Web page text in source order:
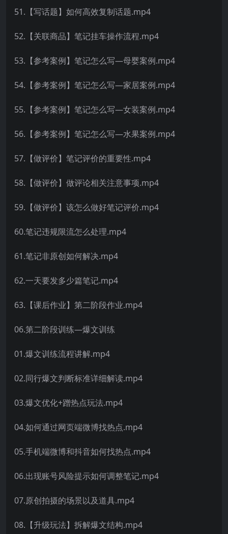
51.【写话题】如何高效复制话题.mp4
52.【关联商品】笔记挂车操作流程.mp4
53.【参考案例】笔记怎么写—母婴案例.mp4
54.【参考案例】笔记怎么写—家居案例.mp4
55.【参考案例】笔记怎么写—女装案例.mp4
56.【参考案例】笔记怎么写—水果案例.mp4
57.【做评价】笔记评价的重要性.mp4
58.【做评价】做评论相关注意事项.mp4
59.【做评价】该怎么做好笔记评价.mp4
60.笔记违规限流怎么处理.mp4
61.笔记非原创如何解决.mp4
62.一天要发多少篇笔记.mp4
63.【课后作业】第二阶段作业.mp4
06.第二阶段训练—爆文训练
01.爆文训练流程讲解.mp4
02.同行爆文判断标准详细解读.mp4
03.爆文优化+蹭热点玩法.mp4
04.如何通过网页端微博找热点.mp4
05.手机端微博和抖音如何找热点.mp4
06.出现账号风险提示如何调整笔记.mp4
07.原创拍摄的场景以及道具.mp4
08.【升级玩法】拆解爆文结构.mp4